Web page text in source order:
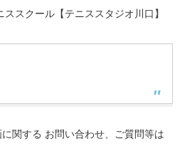
スクール【テニススタジオ川口】
関する お問い合わせ、ご質問等は